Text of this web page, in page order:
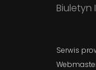
Biuletyn
Serwis